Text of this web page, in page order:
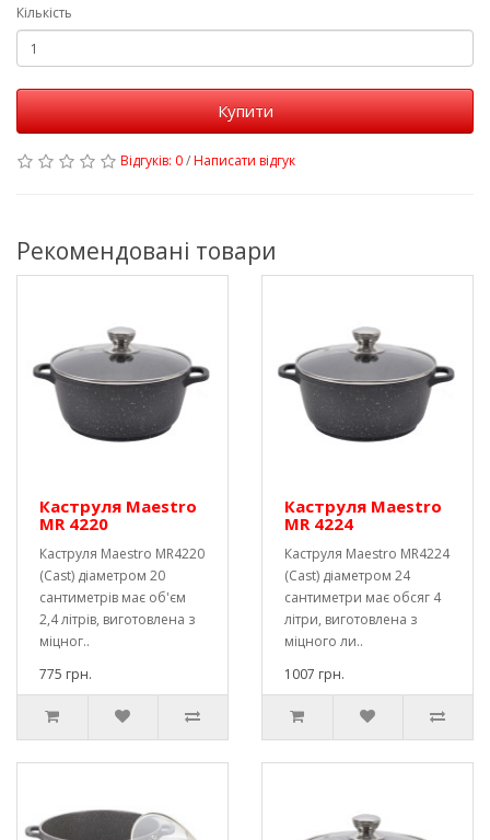
Кількість
Купити
Відгуків: 0/Написати відгук
Рекомендовані товари
Каструля Maestro
MR 4220
Каструля Maestro MR4220
(Cast) діаметром 20
сантиметрів має об'єм
2,4 літрів, виготовлена ​​з
міцног..
775 грн.
Каструля Maestro
MR 4224
Каструля Maestro MR4224
(Cast) діаметром 24
сантиметри має обсяг 4
літри, виготовлена ​​з
міцного ли..
1007 грн.